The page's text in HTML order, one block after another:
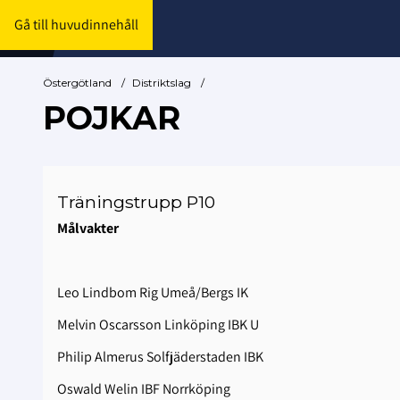
Gå till huvudinnehåll
Östergötland / Distriktslag /
POJKAR
Träningstrupp P10
Målvakter
Leo Lindbom Rig Umeå/Bergs IK
Melvin Oscarsson Linköping IBK U
Philip Almerus Solfjäderstaden IBK
Oswald Welin IBF Norrköping